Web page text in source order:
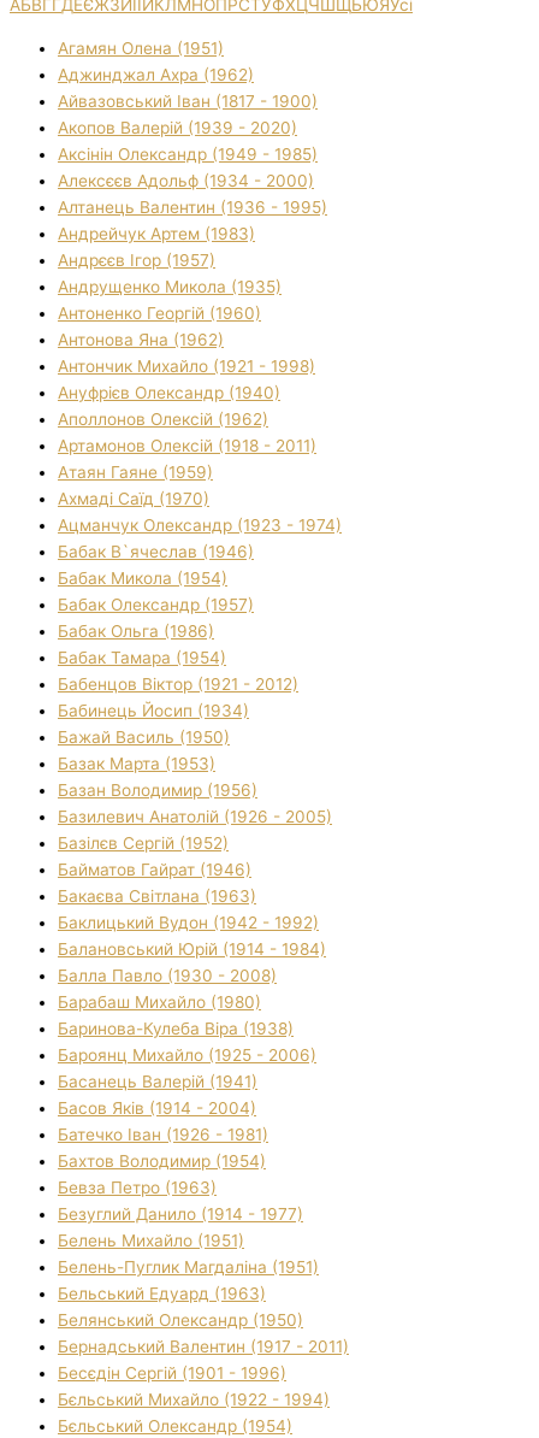
АБВ Г ҐДЕЄЖЗИ Й КЛ М НОП РСТУФХЦЧ Ш ЩЬЮЯУсі
Агамян Олена (1951)
Аджинджал Ахра (1962)
Айвазовський Іван (1817 - 1900)
Акопов Валерій (1939 - 2020)
Аксінін Олександр (1949 - 1985)
Алексєєв Адольф (1934 - 2000)
Алтанець Валентин (1936 - 1995)
Андрейчук Артем (1983)
Андрєєв Ігор (1957)
Андрущенко Микола (1935)
Антоненко Георгій (1960)
Антонова Яна (1962)
Антончик Михайло (1921 - 1998)
Ануфрієв Олександр (1940)
Аполлонов Олексій (1962)
Артамонов Олексій (1918 - 2011)
Атаян Гаяне (1959)
Ахмаді Саїд (1970)
Ацманчук Олександр (1923 - 1974)
Бабак В`ячеслав (1946)
Бабак Микола (1954)
Бабак Олександр (1957)
Бабак Ольга (1986)
Бабак Тамара (1954)
Бабенцов Віктор (1921 - 2012)
Бабинець Йосип (1934)
Бажай Василь (1950)
Базак Марта (1953)
Базан Володимир (1956)
Базилевич Анатолій (1926 - 2005)
Базілєв Сергій (1952)
Байматов Гайрат (1946)
Бакаєва Світлана (1963)
Баклицький Вудон (1942 - 1992)
Балановський Юрій (1914 - 1984)
Балла Павло (1930 - 2008)
Барабаш Михайло (1980)
Баринова-Кулеба Віра (1938)
Бароянц Михайло (1925 - 2006)
Басанець Валерій (1941)
Басов Яків (1914 - 2004)
Батечко Іван (1926 - 1981)
Бахтов Володимир (1954)
Бевза Петро (1963)
Безуглий Данило (1914 - 1977)
Белень Михайло (1951)
Белень-Пуглик Магдаліна (1951)
Бельський Едуард (1963)
Белянський Олександр (1950)
Бернадський Валентин (1917 - 2011)
Бесєдін Сергій (1901 - 1996)
Бєльський Михайло (1922 - 1994)
Бєльський Олександр (1954)